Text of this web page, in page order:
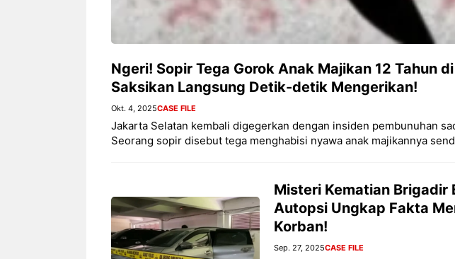
Ngeri! Sopir Tega Gorok Anak Majikan 12 Tahun
Saksikan Langsung Detik-detik Mengerikan!
Okt. 4, 2025CASE FILE
Jakarta Selatan kembali digegerkan dengan insiden pembunuhan
Seorang sopir disebut tega menghabisi nyawa anak majikannya
Misteri Kematian Brigadir
Autopsi Ungkap Fakta
Korban!
Sep. 27, 2025CASE FILE